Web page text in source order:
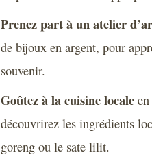
Prenez part à un atelier
de bijoux en argent, pour
souvenir.
Goûtez à la cuisine localeen
découvrirez les ingrédients
goreng ou le sate lilit.